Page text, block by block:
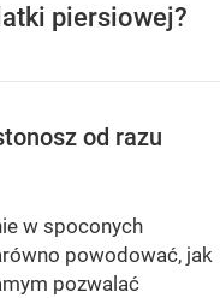
piersiowej?
od razu
w spoconych
powodować, jak
pozwalać